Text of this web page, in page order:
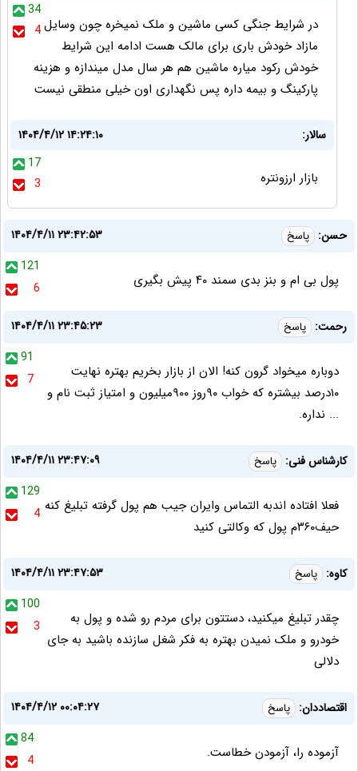
34
4در شرایط جنگی کسی ماشین و ملک نمیخره چون وسایل
مازاد خودش باری برای مالک هست ادامه این شرایط
خودش رکود میاره ماشین هم هر سال مدل میندازه و هزینه
پارکینگ و بیمه داره پس نگهداری اون خیلی منطقی نیست
سالار:
۱۴۰۴/۴/۱۲ ۱۴:۲۴:۱۰
17
3
بازار ارزونتره
حسن: پاسخ
۱۴۰۴/۴/۱۱ ۲۳:۴۲:۵۳
121
6
پول بی ام و بنز بدی سمند ۴۰ پیش بگیری
رحمت: پاسخ
۱۴۰۴/۴/۱۱ ۲۳:۴۵:۲۳
91
7
دوباره میخواد گرون کنه! الان از بازار بخریم بهتره نهایت
۱۰درصد بیشتره که خواب ۹۰روز ۹۰۰میلیون و امتیاز ثبت نام و
... نداره.
کارشناس فنی: پاسخ
۱۴۰۴/۴/۱۱ ۲۳:۴۷:۰۹
129
4 فعلا افتاده اندبه التماس وایران جیب هم پول گرفته تبلیغ کنه
حیف۳۶۰م پول که وکالتی کنید
کاوه: پاسخ
۱۴۰۴/۴/۱۱ ۲۳:۴۷:۵۳
100
3
چقدر تبلیغ میکنید، دستتون برای مردم رو شده و پول به
خودرو و ملک نمیدن بهتره به فکر شغل سازنده باشید به جای
دلالی
اقتصاددان: پاسخ
۱۴۰۴/۴/۱۲ ۰۰:۰۴:۲۷
84
4
آزموده را، آزمودن خطاست.